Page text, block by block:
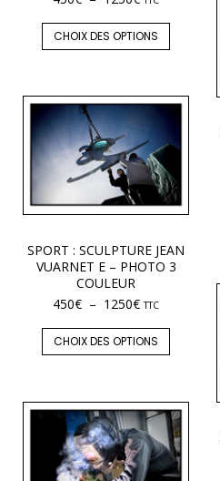
CHOIX DES OPTIONS
SPORT : SCULPTURE JEAN
VUARNET E – PHOTO 3
COULEUR
450€ – 1250€ TTC
CHOIX DES OPTIONS